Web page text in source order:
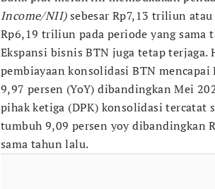
Income/NII)sebesar Rp7,13 triliun
Rp6,19 triliun pada periode yang sama
Ekspansi bisnis BTN juga tetap
pembiayaan konsolidasi BTN
9,97 persen (YoY) dibandingkan Mei
pihak ketiga (DPK) konsolidasi tercatat
tumbuh 9,09 persen yoy dibandingkan
sama tahun lalu.